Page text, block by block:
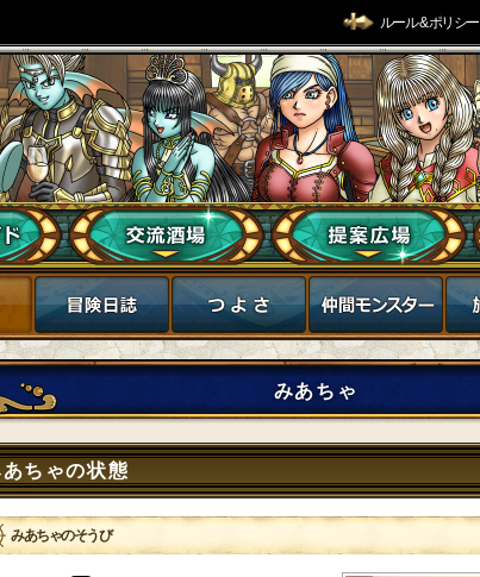
ルール & ポリシー
みあちゃ
ちゃの状態
みあちゃのそうび